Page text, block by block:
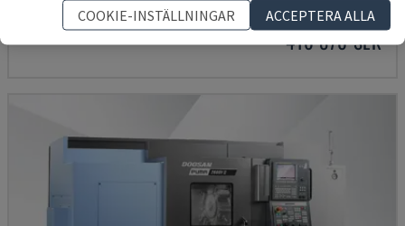
TYSKLAND 2004
416 870 SEK
COOKIE-INSTÄLLNINGAR
ACCEPTERA ALLA